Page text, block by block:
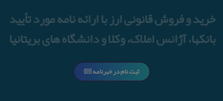
خرید و فروش قانونی ارز با ارائه نامه مورد تأیید
بانکها، آژانس املاک، وکلا و دانشگاه های بریتانیا
ثبت نام در خبرنامه